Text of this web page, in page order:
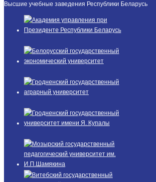
Высшие учебные заведения Республики Беларусь